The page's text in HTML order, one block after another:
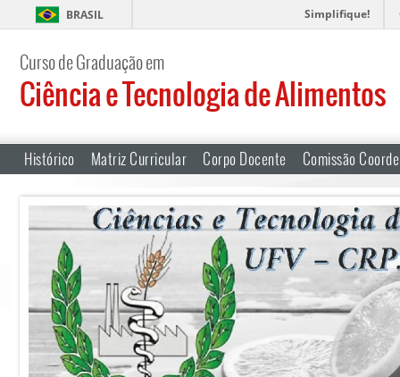
BRASIL Simplifique!
Curso de Graduação em
Ciência e Tecnologia de Alimentos
Histórico Matriz Curricular Corpo Docente Comissão